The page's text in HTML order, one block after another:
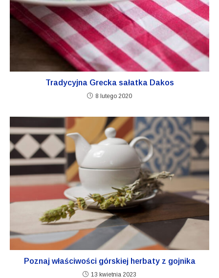
Tradycyjna Grecka sałatka Dakos
8 lutego 2020
Poznaj właściwości górskiej herbaty z gojnika
13 kwietnia 2023